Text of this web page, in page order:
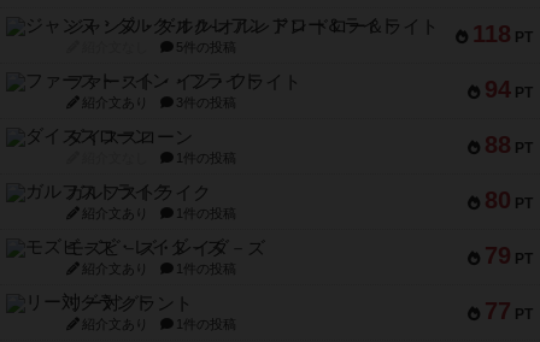
118 PT
ジャンヌ・ダルク-オルレアン ドロー＆ライト
5件の投稿
94 PT
ファースト・イン・フライト
紹介文あり 3件の投稿
88 PT
ダイススローン
1件の投稿
80 PT
ガルフストライク
紹介文あり 1件の投稿
79 PT
モズビ－ズ・レイダ－ズ
紹介文あり 1件の投稿
77 PT
リー対グラント
紹介文あり 1件の投稿